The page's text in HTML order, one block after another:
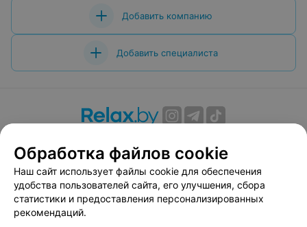
Добавить компанию
Добавить специалиста
Вакансии
Публичный договор
Способы оплаты
Публичный договор по использованию сервиса
«Афиша»
Пользовательское соглашение
Обработка файлов cookie
Наш сайт использует файлы cookie для обеспечения
удобства пользователей сайта, его улучшения, сбора
статистики и предоставления персонализированных
рекомендаций.